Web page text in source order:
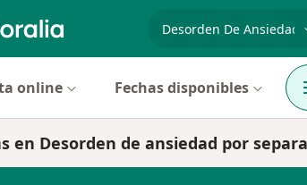
online Fechas disponibles
en Desorden de ansiedad por